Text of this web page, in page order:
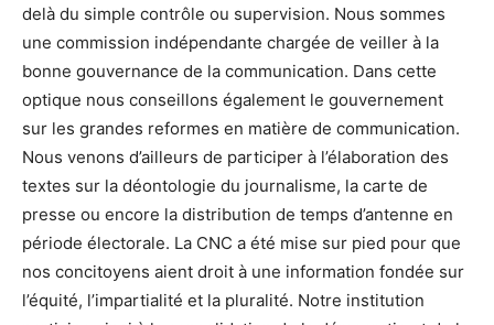
delà du simple contrôle ou supervision. Nous sommes
une commission indépendante chargée de veiller à la
bonne gouvernance de la communication. Dans cette
optique nous conseillons également le gouvernement
sur les grandes reformes en matière de communication.
Nous venons d’ailleurs de participer à l’élaboration des
textes sur la déontologie du journalisme, la carte de
presse ou encore la distribution de temps d’antenne en
période électorale. La CNC a été mise sur pied pour que
nos concitoyens aient droit à une information fondée sur
l’équité, l’impartialité et la pluralité. Notre institution